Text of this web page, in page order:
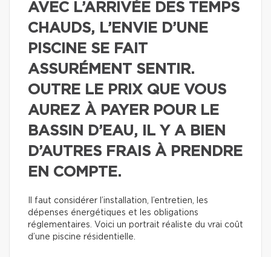
AVEC L’ARRIVÉE DES TEMPS
CHAUDS, L’ENVIE D’UNE
PISCINE SE FAIT
ASSURÉMENT SENTIR.
OUTRE LE PRIX QUE VOUS
AUREZ À PAYER POUR LE
BASSIN D’EAU, IL Y A BIEN
D’AUTRES FRAIS À PRENDRE
EN COMPTE.
Il faut considérer l’installation, l’entretien, les
dépenses énergétiques et les obligations
réglementaires. Voici un portrait réaliste du vrai coût
d’une piscine résidentielle.